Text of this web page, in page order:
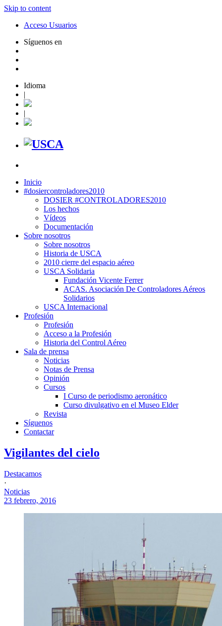
Skip to content
Acceso Usuarios
Síguenos en
Idioma
|
|
Inicio
#dosiercontroladores2010
DOSIER #CONTROLADORES2010
Los hechos
Vídeos
Documentación
Sobre nosotros
Sobre nosotros
Historia de USCA
2010 cierre del espacio aéreo
USCA Solidaria
Fundación Vicente Ferrer
ACAS. Asociación De Controladores Aéreos
Solidarios
USCA Internacional
Profesión
Profesión
Acceso a la Profesión
Historia del Control Aéreo
Sala de prensa
Noticias
Notas de Prensa
Opinión
Cursos
I Curso de periodismo aeronático
Curso divulgativo en el Museo Elder
Revista
Síguenos
Contactar
Vigilantes del cielo
Destacamos
·
Noticias
23 febrero, 2016